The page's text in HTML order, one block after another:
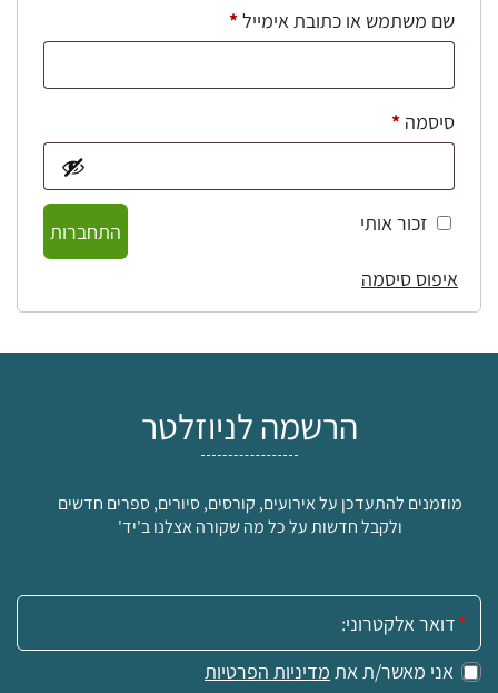
שם משתמש או כתובת אימייל*חובה
סיסמה *חובה
זכור אותי
התחברות
איפוס סיסמה
הרשמה לניוזלטר
מוזמנים להתעדכן על אירועים, קורסים, סיורים, ספרים חדשים
ולקבל חדשות על כל מה שקורה אצלנו ב'יד'
אימייל:
אני מאשר/ת את מדיניות הפרטיות